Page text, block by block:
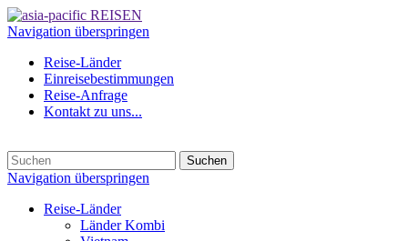
Navigation überspringen
Reise-Länder
Einreisebestimmungen
Reise-Anfrage
Kontakt zu uns...
Suchen
Navigation überspringen
Reise-Länder
Länder Kombi